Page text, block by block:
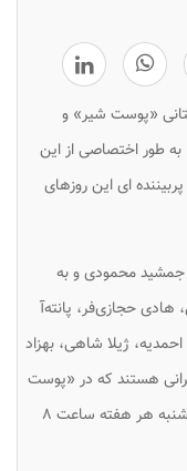
«پوست شیر» و
به طور اختصاصی از این
ای این روزهای
جمشید محمودی و به
حجازی‌فر، پانته‌آ
ژیلا شاهی، بهزاد
هستند که در «پوست
شیر» نقش‌آفرینی کرده‌اند. «پوست شیر» چهارشنبه هر هفته ساعت ۸